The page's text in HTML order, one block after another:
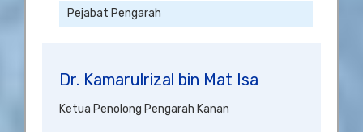
Pejabat Pengarah
Dr. Kamarulrizal bin Mat Isa
Ketua Penolong Pengarah Kanan